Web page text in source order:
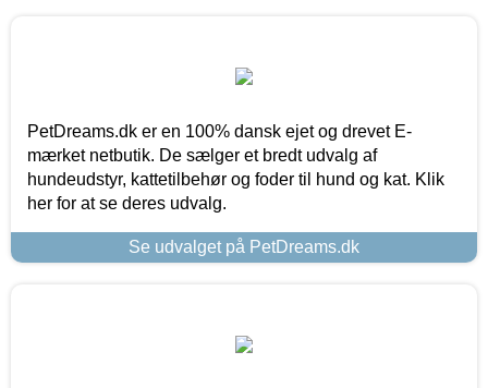
PetDreams.dk er en 100% dansk ejet og drevet E-
mærket netbutik. De sælger et bredt udvalg af
hundeudstyr, kattetilbehør og foder til hund og kat. Klik
her for at se deres udvalg.
Se udvalget på PetDreams.dk